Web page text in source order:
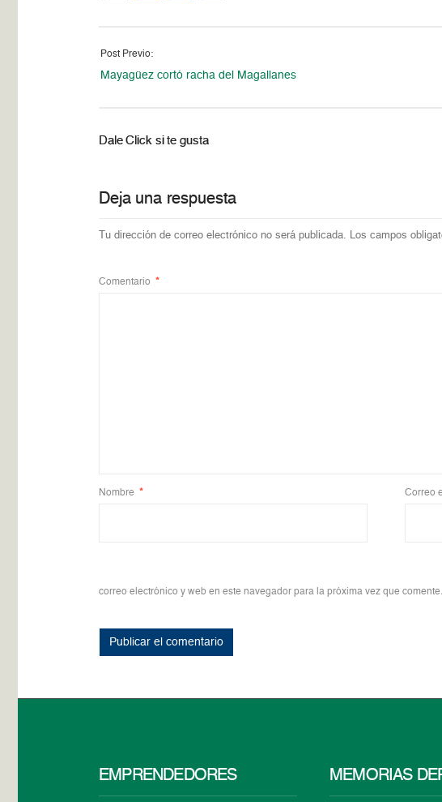
Post Previo:
Mayagüez cortó racha del Magallanes
Dale Click si te gusta
Deja una respuesta
Tu dirección de correo electrónico no será publicada. Los campos
Comentario *
Nombre * Correo
correo electrónico y web en este navegador para la próxima vez que comente.
EMPRENDEDORES MEMORIAS